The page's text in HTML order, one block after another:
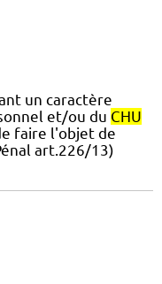
un caractère
et/ou du CHU
faire l'objet de
art.226/13)